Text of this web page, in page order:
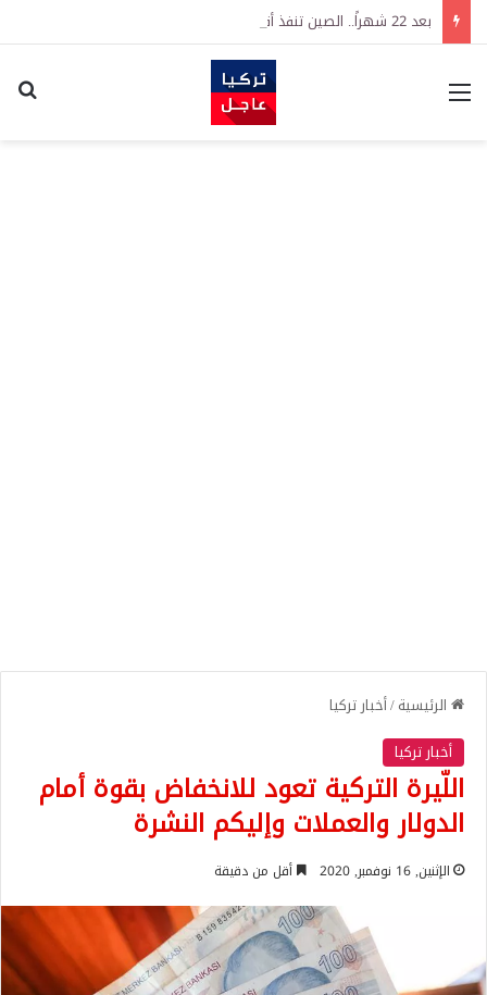
القائمة
الرئيسية/أخبار تركيا
أخبار تركيا
اللّيرة التركية تعود للانخفاض بقوة أمام
الدولار والعملات وإليكم النشرة
الإثنين, 16 نوفمبر, 2020 أقل من دقيقة